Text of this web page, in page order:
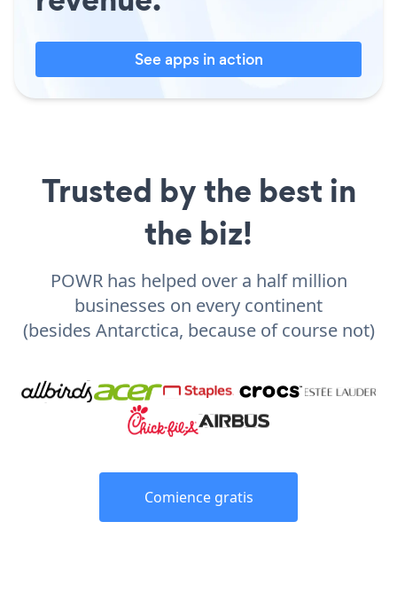
See apps in action
Trusted by the best in
the biz!
POWR has helped over a half million
businesses on every continent
(besides Antarctica, because of course not)
Comience gratis